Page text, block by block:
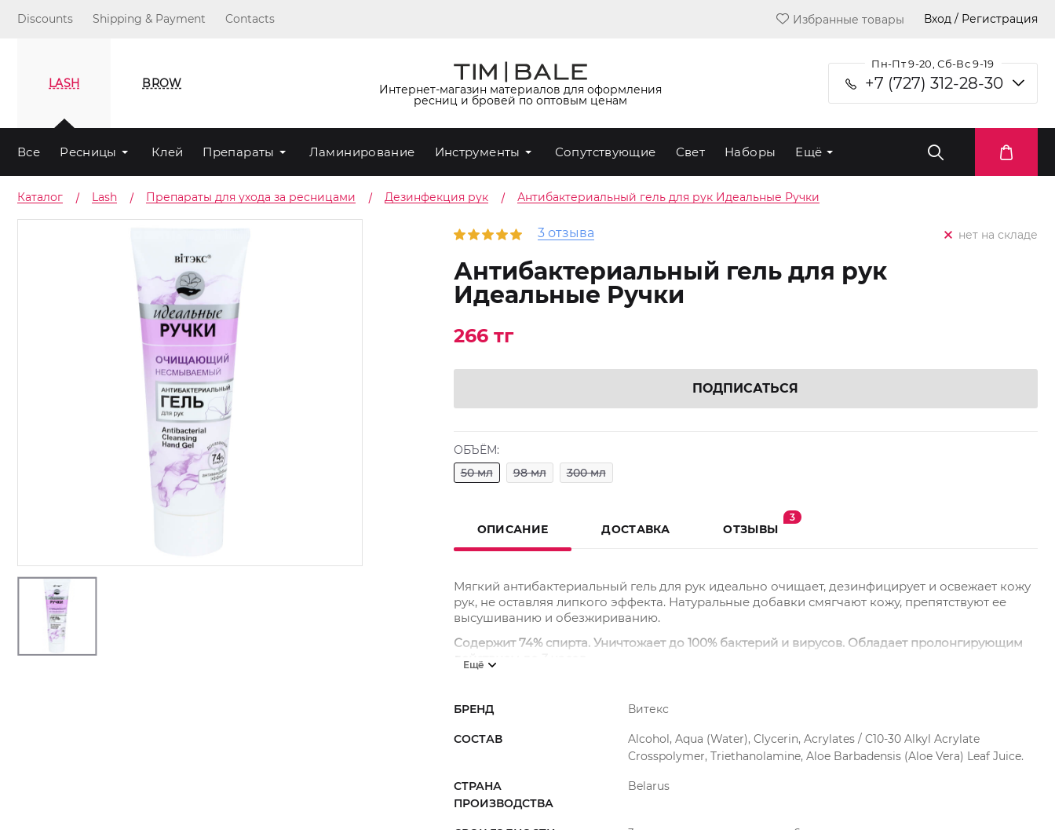
Discounts Shipping & Payment Contacts Избранные товары Вход / Регистрация
LASH BROW Интернет-магазин материалов для оформления
ресниц и бровей по оптовым ценам
Пн-Пт 9-20, Сб-Вс 9-19
+7 (727) 312-28-30
Все Ресницы Клей Препараты Ламинирование Инструменты Сопутствующие Свет Наборы Ещё
Каталог Lash Препараты для ухода за ресницами Дезинфекция рук Антибактериальный гель для рук Идеальные Ручки
3 отзыва нет на складе
Антибактериальный гель для рук
Идеальные Ручки
266 тг
ПОДПИСАТЬСЯ
ОБЪЁМ:
50 мл
98 мл 300 мл
ОПИСАНИЕ ДОСТАВКА ОТЗЫВЫ
3
Мягкий антибактериальный гель для рук идеально очищает, дезинфицирует и освежает кожу
рук, не оставляя липкого эффекта. Натуральные добавки смягчают кожу, препятствуют ее
высушиванию и обезжириванию.
Содержит 74% спирта. Уничтожает до 100% бактерий и вирусов. Обладает пролонгирующим
действием до 3 часов.
Меры предосторожности: не допускать попадания в глаза. Не использовать для лица.
Внимание! Только для наружного применения! Не наносить на открытые раны!
Ещё
БРЕНД Витекс
СОСТАВ
Alcohol, Aqua (Water), Clycerin, Acrylates / C10-30 Alkyl Acrylate
Crosspolymer, Triethanolamine, Aloe Barbadensis (Aloe Vera) Leaf Juice.
СТРАНА
ПРОИЗВОДСТВА
Belarus